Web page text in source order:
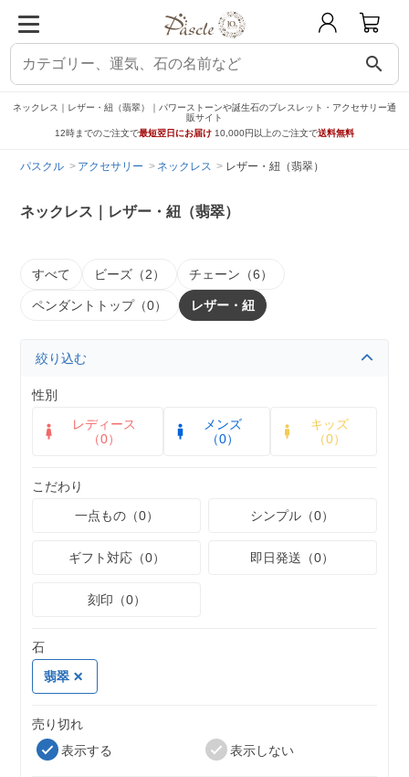
search
ネックレス｜レザー・紐（翡翠）｜パワーストーンや誕生石のブレスレット・アクセサリー通
販サイト
12時までのご注文で最短翌日にお届け 10,000円以上のご注文で送料無料
パスクル アクセサリー ネックレス レザー・紐（翡翠）
ネックレス｜レザー・紐（翡翠）
すべて ビーズ（2） チェーン（6）
ペンダントトップ（0） レザー・紐
絞り込む
性別
レディース
（0）
メンズ
（0）
キッズ
（0）
こだわり
一点もの（0）
シンプル（0）
ギフト対応（0） 即日発送（0）
刻印（0）
石
翡翠
売り切れ
表示する
表示しない